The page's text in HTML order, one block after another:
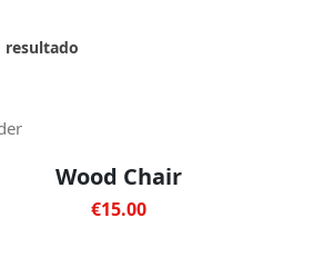
resultado
Wood Chair
€15.00